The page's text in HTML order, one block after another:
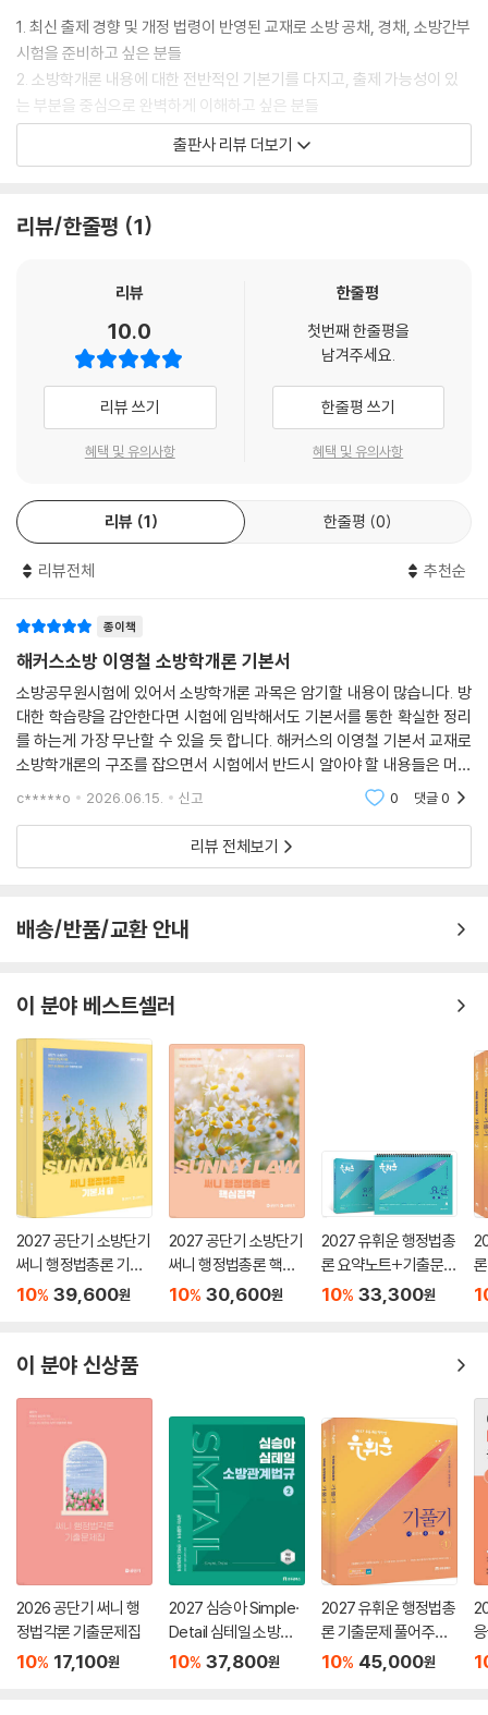
한눈에 정리하기
PART 6 소방시설
CHAPTER 1 소방시설의 개설
CHAPTER 5 소화활동설비
CHAPTER 6 소화용수설비
CHAPTER 1 한국소방의 역사 및 소방조직
CHAPTER 2 국가공무원법
CHAPTER 3 소방공무원법
한눈에 정리하기
CHAPTER 1 119구조, 구급에 관한 법률
CHAPTER 2 응급의료에 관한 법률
1. 최신 출제 경향 및 개정 법령이 반영된 교재로 소방 공채, 경채, 소방간부
시험을 준비하고 싶은 분들
2. 소방학개론 내용에 대한 전반적인 기본기를 다지고, 출제 가능성이 있
는 부분을 중심으로 완벽하게 이해하고 싶은 분들
[해커스 교재만의 특장점]
개정 법령, 최신 출제 경향에 따른 학습 가능
소방 공채, 경채, 소방간부 시험을 정확한 내용으로 대비할 수 있으며,
2) 최신 출제 경향 및 유형을 철저하게 분석한 소방공무원 공채, 경채 및 소
방간부 시험의 주요 기출문제를 수록하여 최신 출제 경향 및 유형을
파악할 수 있습니다.
이론의 효과적인 학습 가능
1) 기초를 다지며 실력을 함께 쌓을 수 있도록 이론 내용을 핵심정리, 참고,
영철쌤 tip등 다양한 학습장치에 정리하여 효과적인 학습이 가능합니다.
2) 이론과 관련된 그림, 실제 사진 등을 수록하여 효율적인 암기와 내용의
3. 문제로 완성하기, 한눈에 정리하기 등을 통하여 학습한 내용을 여러 각
도로 점검하고 보충 가능
1) 소방학개론을 다양한 학습장치를 통하여 학습한 후 재출제 가능성이 높
고 우수한 퀄리티의 문제들을 엄선하여 수록한 ‘문제로 완성하기’를 통해
문제의 유형을 확인하고, 문제에 대한 응용력을 키우며 학습한 이론을 다
2) 소방공무원 시험에 출제될 가능성이 높은 주요 이론만을 선별하여 각
대단원(PART) 말미 ‘한눈에 정리하기’에 이를 모아 정리 및 수록함으로써
학습한 이론을 상기시키고 한 번 더 정리하여 학습의 효율성을 극대화할
[합격을 위한 해커스소방만의 추가 학습 자료 (해커스소방 fire.Hacker
1. 본 교재 인강(할인쿠폰 수록)
2. 소방학개론 무료 특강
3. 소방 합격예측 온라인 모의고사
[소방공무원 1위] 한경비즈니스 선정 2024 한국품질만족도 교육(온, 오
프라인 소방학원) 부문 1위
출판사 리뷰 더보기
리뷰/한줄평 1
리뷰
10.0
리뷰 쓰기
혜택 및 유의사항
한줄평
첫번째 한줄평을
남겨주세요.
한줄평 쓰기
혜택 및 유의사항
리뷰 1 한줄평 0
리뷰전체 추천순
종이책
해커스소방 이영철 소방학개론 기본서
소방공무원시험에 있어서 소방학개론 과목은 암기할 내용이 많습니다. 방
대한 학습량을 감안한다면 시험에 임박해서도 기본서를 통한 확실한 정리
를 하는게 가장 무난할 수 있을 듯 합니다. 해커스의 이영철 기본서 교재로
소방학개론의 구조를 잡으면서 시험에서 반드시 알아야 할 내용들은 머리
에 확실하게 암기를 한다면, 시험결과도 잘 나오게 될 것입니다. 이 과목에
c*****o 2026.06.15. 신고 0 댓글0
리뷰 전체보기
배송/반품/교환 안내
이 분야 베스트셀러
2027 공단기 소방단기
써니 행정법총론 기본
서
10% 39,600원
2027 공단기 소방단기
써니 행정법총론 핵심
집약
10% 30,600원
2027 유휘운 행정법총
론 요약노트+기출문제
(요.플.)
10% 33,300원
이 분야 신상품
2026 공단기 써니 행
정법각론 기출문제집
10% 17,100원
2027 심승아 Simple·
Detail 심테일 소방관
계법규 2
10% 37,800원
2027 유휘운 행정법총
론 기출문제 풀어주는
기본서 (기.풀.기.)
10% 45,000원
서